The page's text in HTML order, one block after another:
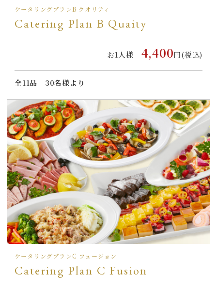
ケータリングプランB クオリティ
Catering Plan B Quaity
お1人様 4,400円(税込)
全11品 30名様より
ケータリングプランC フュージョン
Catering Plan C Fusion